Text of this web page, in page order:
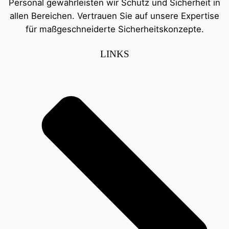
Personal gewährleisten wir Schutz und Sicherheit in
allen Bereichen. Vertrauen Sie auf unsere Expertise
für maßgeschneiderte Sicherheitskonzepte.
LINKS